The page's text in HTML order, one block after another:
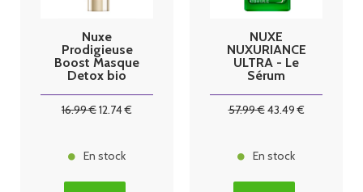
Nuxe
Prodigieuse
Boost Masque
Detox bio
16.99€12.74€
En stock
NUXE
NUXURIANCE
ULTRA - Le
Sérum
Visage - Tous
57.99€43.49€
En stock